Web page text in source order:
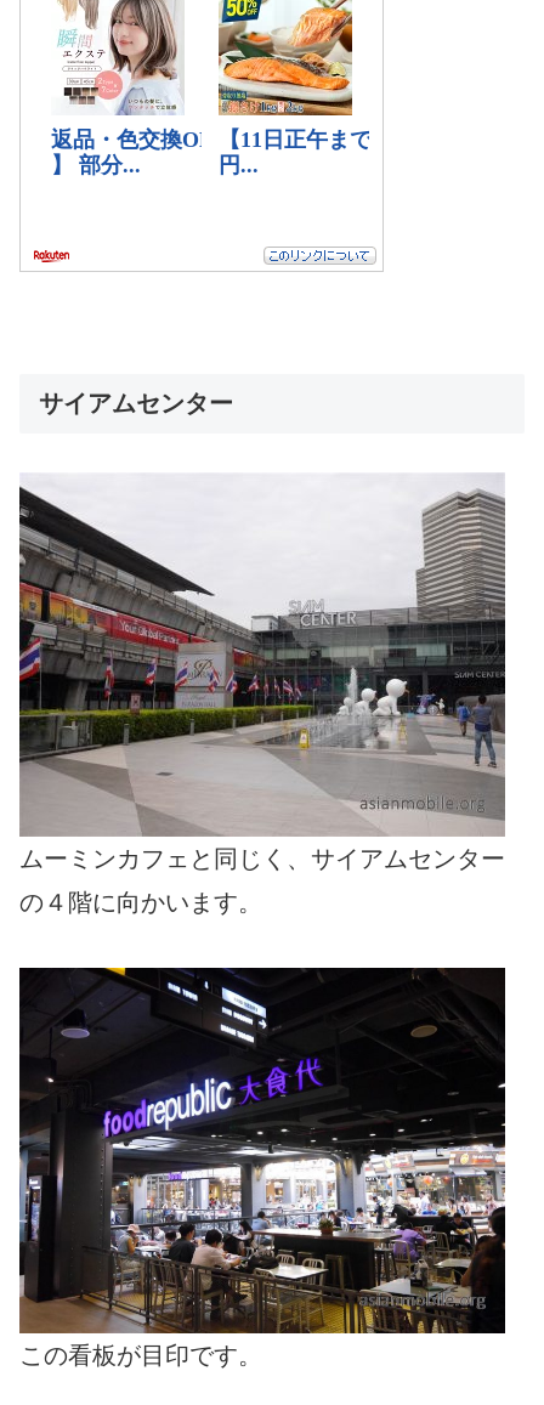
サイアムセンター
ムーミンカフェと同じく、サイアムセンター
の４階に向かいます。
この看板が目印です。